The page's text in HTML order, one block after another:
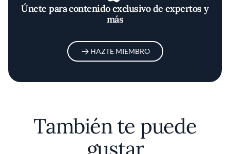
Únete para contenido exclusivo de expertos y
más
HAZTE MIEMBRO
También te puede
gustar